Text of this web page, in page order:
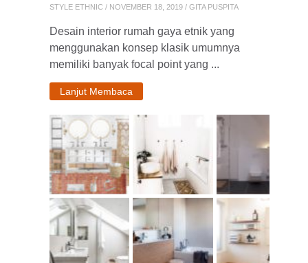
STYLE ETHNIC / NOVEMBER 18, 2019 / GITA PUSPITA
Desain interior rumah gaya etnik yang
menggunakan konsep klasik umumnya
memiliki banyak focal point yang ...
Lanjut Membaca